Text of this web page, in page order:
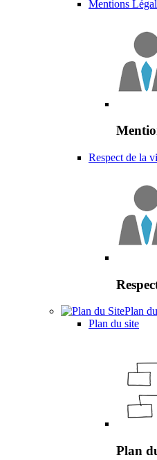
Mentions
Respect de la
Plan
Plan du site
Plan